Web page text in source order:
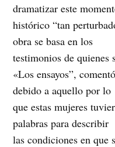
dramatizar este
histórico “tan
obra se basa en los
testimonios de quienes
«Los ensayos”,
debido a aquello por lo
que estas mujeres
palabras para describir
las condiciones en que